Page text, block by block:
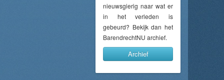
nieuwsgierig naar wat er
in het verleden is
gebeurd? Bekijk dan het
BarendrechtNU archief.
Archief